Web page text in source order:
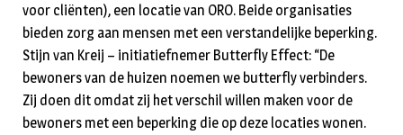
voor cliënten), een locatie van ORO. Beide organisaties
bieden zorg aan mensen met een verstandelijke beperking.
Stijn van Kreij – initiatiefnemer Butterfly Effect: “De
bewoners van de huizen noemen we butterfly verbinders.
Zij doen dit omdat zij het verschil willen maken voor de
bewoners met een beperking die op deze locaties wonen.